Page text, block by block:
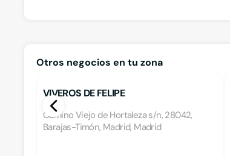
Otros negocios en tu zona
VIVEROS DE FELIPE
Camino Viejo de Hortaleza s/n, 28042,
Barajas-Timón, Madrid, Madrid